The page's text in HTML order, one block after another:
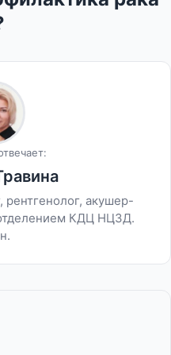
акушер-
КДЦ НЦЗД.